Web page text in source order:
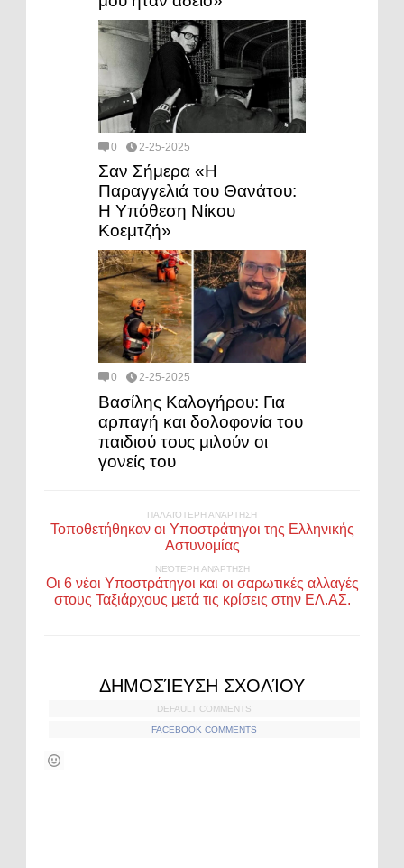
0 2-25-2025
Σαν Σήμερα «Η
Παραγγελιά του Θανάτου:
Η Υπόθεση Νίκου
Κοεμτζή»
0 2-25-2025
Βασίλης Καλογήρου: Για
αρπαγή και δολοφονία του
παιδιού τους μιλούν οι
γονείς του
ΠΑΛΑΙΌΤΕΡΗ ΑΝΆΡΤΗΣΗ
Τοποθετήθηκαν οι Υποστράτηγοι της Ελληνικής
Αστυνομίας
ΝΕΌΤΕΡΗ ΑΝΆΡΤΗΣΗ
Οι 6 νέοι Υποστράτηγοι και οι σαρωτικές αλλαγές
στους Ταξιάρχους μετά τις κρίσεις στην ΕΛ.ΑΣ.
ΔΗΜΟΣΊΕΥΣΗ ΣΧΟΛΊΟΥ
DEFAULT COMMENTS
FACEBOOK COMMENTS